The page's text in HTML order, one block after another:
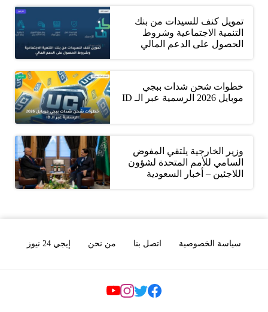
تمويل كنف للسيدات من بنك
التنمية الاجتماعية وشروط
الحصول على الدعم المالي
خطوات شحن شدات ببجي
موبايل 2026 الرسمية عبر الـ ID
وزير الخارجية يلتقي المفوض
السامي للأمم المتحدة لشؤون
اللاجئين – أخبار السعودية
سياسة الخصوصية اتصل بنا من نحن إيجي 24 نيوز
Social Links